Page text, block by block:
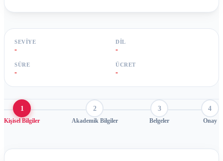
SEVIYE
-
DIL
-
SÜRE
-
ÜCRET
-
1
Kişisel Bilgiler
2
Akademik Bilgiler
3
Belgeler
4
Onay